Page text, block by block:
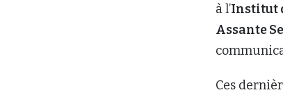
à l’Institut
Assante
Ces